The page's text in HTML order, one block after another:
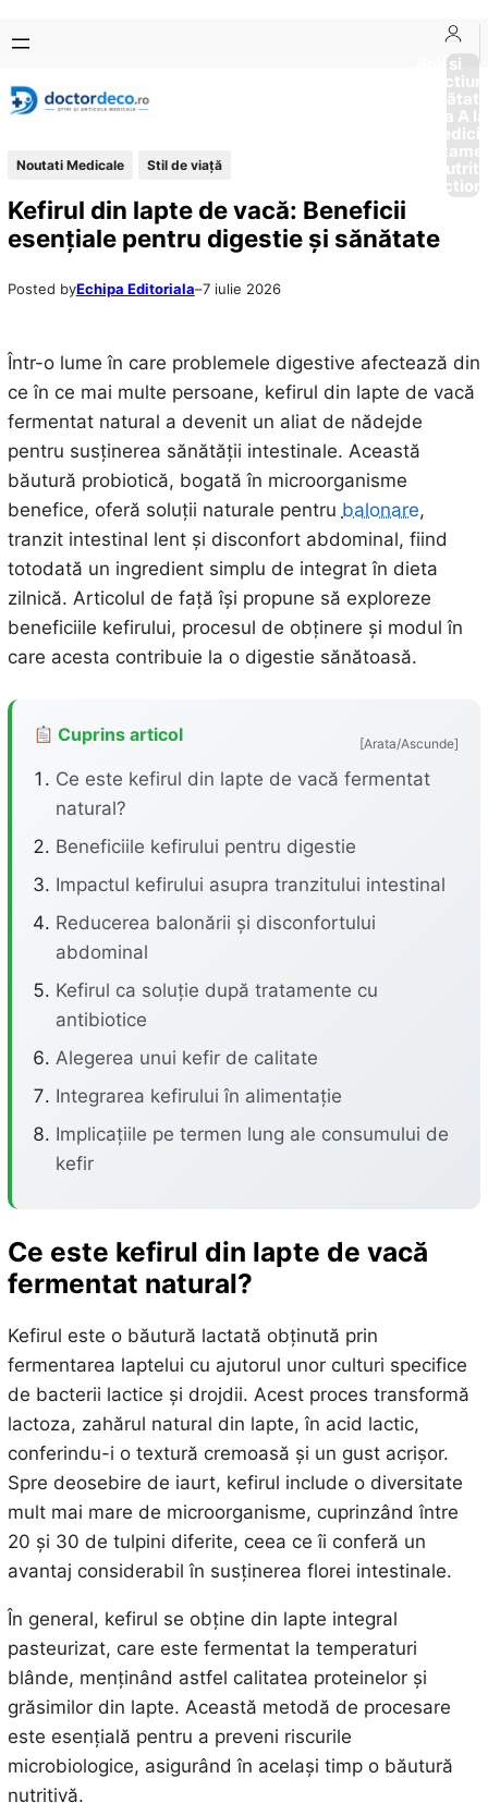
conținut
content
Boli si
Afectiuni
Sănătate
de la A
Noutati Medicale Stil de viaţă
Kefirul din lapte de vacă: Beneficii
esențiale pentru digestie și sănătate
Posted byEchipa Editoriala–7 iulie 2026
Într-o lume în care problemele digestive afectează din
ce în ce mai multe persoane, kefirul din lapte de vacă
fermentat natural a devenit un aliat de nădejde
pentru susținerea sănătății intestinale. Această
băutură probiotică, bogată în microorganisme
benefice, oferă soluții naturale pentru balonare,
tranzit intestinal lent și disconfort abdominal, fiind
totodată un ingredient simplu de integrat în dieta
zilnică. Articolul de față își propune să exploreze
beneficiile kefirului, procesul de obținere și modul în
care acesta contribuie la o digestie sănătoasă.
Cuprins articol [Arata/Ascunde]
Ce este kefirul din lapte de vacă fermentat
natural?
Beneficiile kefirului pentru digestie
Impactul kefirului asupra tranzitului intestinal
Reducerea balonării și disconfortului
abdominal
Kefirul ca soluție după tratamente cu
antibiotice
Alegerea unui kefir de calitate
Integrarea kefirului în alimentație
Implicațiile pe termen lung ale consumului de
kefir
Ce este kefirul din lapte de vacă
fermentat natural?
Kefirul este o băutură lactată obținută prin
fermentarea laptelui cu ajutorul unor culturi specifice
de bacterii lactice și drojdii. Acest proces transformă
lactoza, zahărul natural din lapte, în acid lactic,
conferindu-i o textură cremoasă și un gust acrișor.
Spre deosebire de iaurt, kefirul include o diversitate
mult mai mare de microorganisme, cuprinzând între
20 și 30 de tulpini diferite, ceea ce îi conferă un
avantaj considerabil în susținerea florei intestinale.
În general, kefirul se obține din lapte integral
pasteurizat, care este fermentat la temperaturi
blânde, menținând astfel calitatea proteinelor și
grăsimilor din lapte. Această metodă de procesare
este esențială pentru a preveni riscurile
microbiologice, asigurând în același timp o băutură
nutritivă.